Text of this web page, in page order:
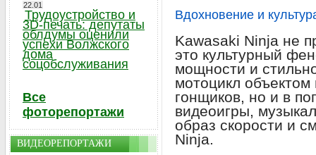
Вдохновение и
Kawasaki Ninja не
это культурный
мощности и
мотоцикл
гонщиков, но и в
видеоигры,
образ скорости и
Ninja.
22.01
Трудоустройство и
3D-печать: депутаты
облдумы оценили
успехи Волжского
дома
соцобслуживания
Все
фоторепортажи
ВИДЕОРЕПОРТАЖИ